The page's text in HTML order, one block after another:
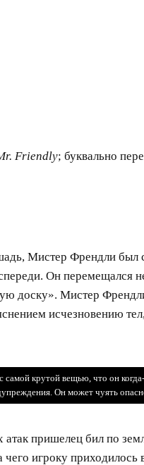
Friendly; буквально
Мистер Френдли был
Он перемещался
доску». Мистер
исчезновению
самой крутой вещью, что он
Он может чуять
пришелец бил по
чего игроку